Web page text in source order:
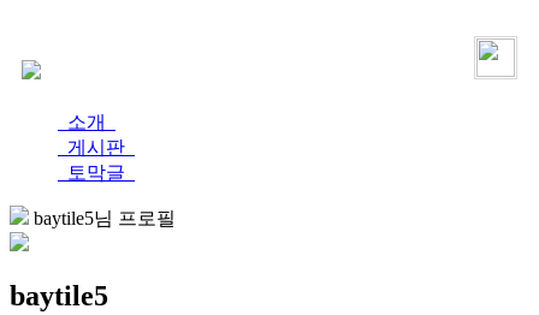
소개
게시판
토막글
baytile5님 프로필
baytile5